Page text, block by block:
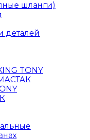
шланги)
деталей
TONY